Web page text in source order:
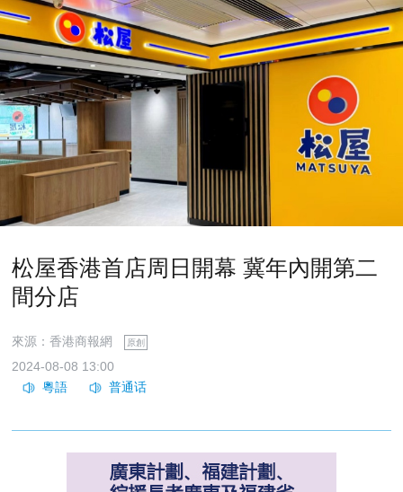
​松屋香港首店周日開幕 冀年內開第二
間分店
來源：香港商報網 原創
2024-08-08 13:00